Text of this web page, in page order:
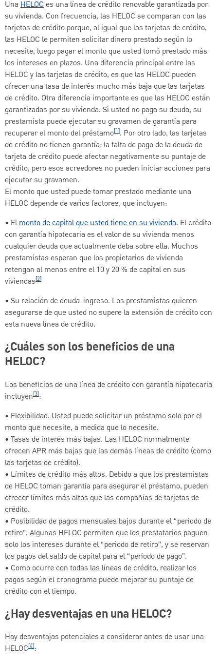
Una HELOCes una línea de crédito renovable garantizada por
su vivienda. Con frecuencia, las HELOC se comparan con las
tarjetas de crédito porque, al igual que las tarjetas de crédito,
las HELOC le permiten solicitar dinero prestado según lo
necesite, luego pagar el monto que usted tomó prestado más
los intereses en plazos. Una diferencia principal entre las
HELOC y las tarjetas de crédito, es que las HELOC pueden
ofrecer una tasa de interés mucho más baja que las tarjetas
de crédito. Otra diferencia importante es que las HELOC están
garantizadas por su vivienda. Si usted no paga su deuda, su
prestamista puede ejecutar su gravamen de garantía para
recuperar el monto del préstamo[1]. Por otro lado, las tarjetas
de crédito no tienen garantía; la falta de pago de la deuda de
tarjeta de crédito puede afectar negativamente su puntaje de
crédito, pero esos acreedores no pueden iniciar acciones para
ejecutar su gravamen.
El monto que usted puede tomar prestado mediante una
HELOC depende de varios factores, que incluyen:
• Elmonto de capital que usted tiene en su vivienda. El crédito
con garantía hipotecaria es el valor de su vivienda menos
cualquier deuda que actualmente deba sobre ella. Muchos
prestamistas esperan que los propietarios de vivienda
retengan al menos entre el 10 y 20 % de capital en sus
viviendas[2]
• Su relación de deuda-ingreso. Los prestamistas quieren
asegurarse de que usted no supere la extensión de crédito con
esta nueva línea de crédito.
¿Cuáles son los beneficios de una
HELOC?
Los beneficios de una línea de crédito con garantía hipotecaria
incluyen[3]:
• Flexibilidad. Usted puede solicitar un préstamo solo por el
monto que necesite, a medida que lo necesite.
• Tasas de interés más bajas. Las HELOC normalmente
ofrecen APR más bajas que las demás líneas de crédito (como
las tarjetas de crédito).
• Límites de crédito más altos. Debido a que los prestamistas
de HELOC toman garantía para asegurar el préstamo, pueden
ofrecer límites más altos que las compañías de tarjetas de
crédito.
• Posibilidad de pagos mensuales bajos durante el “periodo de
retiro”. Algunas HELOC permiten que los prestatarios paguen
solo los intereses durante el “periodo de retiro”, y se reservan
los pagos del saldo de capital para el “periodo de pago”.
• Como ocurre con todas las líneas de crédito, realizar los
pagos según el cronograma puede mejorar su puntaje de
crédito con el tiempo.
¿Hay desventajas en una HELOC?
Hay desventajas potenciales a considerar antes de usar una
HELOC[4]: